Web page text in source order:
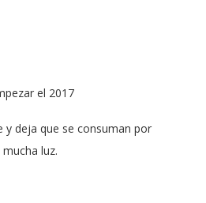
y deja que se consuman por
luz.